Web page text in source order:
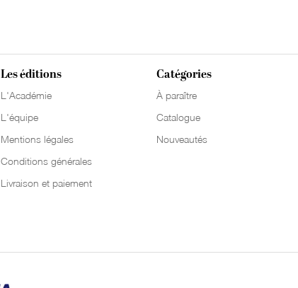
Les éditions
L'Académie
L'équipe
Mentions légales
Conditions générales
Livraison et paiement
Catégories
À paraître
Catalogue
Nouveautés